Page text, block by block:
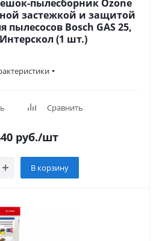
пылесборник Ozone
застежкой и защитой
пылесосов Bosch GAS 25,
(1 шт.)
Сравнить
руб./шт
В корзину